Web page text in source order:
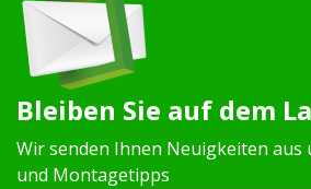
Bleiben Sie auf dem
Wir senden Ihnen Neuigkeiten aus
und Montagetipps